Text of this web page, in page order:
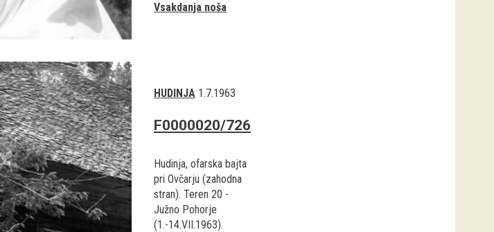
Vsakdanja noša
HUDINJA 1.7.1963
F0000020/726
Hudinja, ofarska bajta
pri Ovčarju (zahodna
stran). Teren 20 -
Južno Pohorje
(1.-14.VII.1963).